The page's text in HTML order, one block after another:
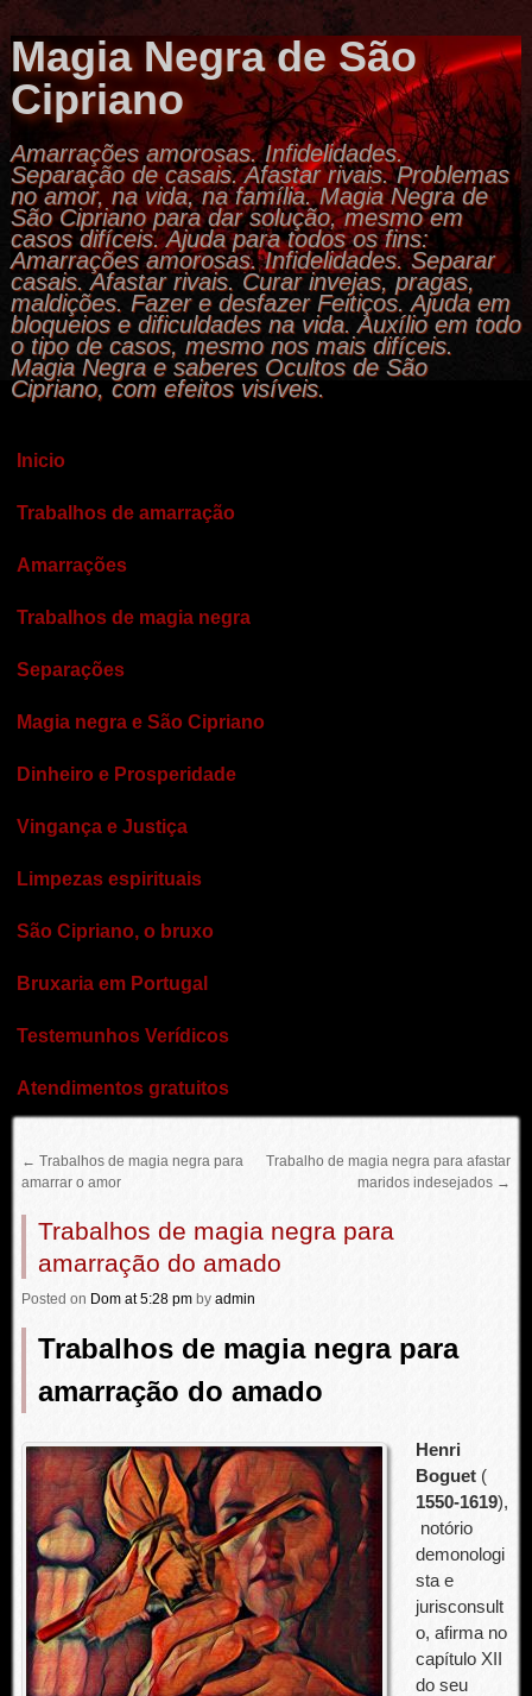
Magia Negra de São
Cipriano
Amarrações amorosas. Infidelidades.
Separação de casais. Afastar rivais. Problemas
no amor, na vida, na família. Magia Negra de
São Cipriano para dar solução, mesmo em
casos difíceis. Ajuda para todos os fins:
Amarrações amorosas. Infidelidades. Separar
casais. Afastar rivais. Curar invejas, pragas,
maldições. Fazer e desfazer Feitiços. Ajuda em
bloqueios e dificuldades na vida. Auxílio em todo
o tipo de casos, mesmo nos mais difíceis.
Magia Negra e saberes Ocultos de São
Cipriano, com efeitos visíveis.
Inicio
Trabalhos de amarração
Amarrações
Trabalhos de magia negra
Separações
Magia negra e São Cipriano
Dinheiro e Prosperidade
Vingança e Justiça
Limpezas espirituais
São Cipriano, o bruxo
Bruxaria em Portugal
Testemunhos Verídicos
Atendimentos gratuitos
← Trabalhos de magia negra para
amarrar o amor
Trabalho de magia negra para afastar
maridos indesejados →
Trabalhos de magia negra para
amarração do amado
Posted on Dom at 5:28 pm by admin
Trabalhos de magia negra para
amarração do amado
Henri
Boguet(
1550-1619),
notório
demonologi
sta e
jurisconsult
o, afirma no
capítulo XII
do seu